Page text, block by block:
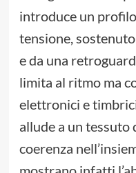
introduce un
tensione,
e da una
limita al ritmo ma
elettronici e
allude a un
coerenza